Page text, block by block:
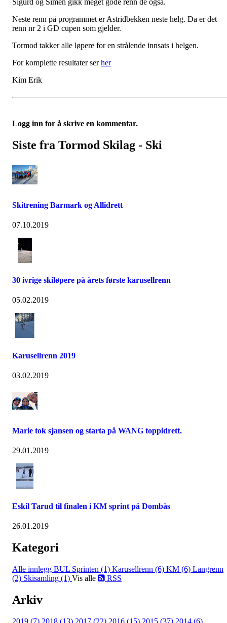
Sigurd og Simen gikk meget gode renn de også.
Neste renn på programmet er Astridbekken neste helg. Da er det
renn nr 2 i GD cupen som gjelder.
Tormod takker alle løpere for en strålende innsats i helgen.
For komplette resultater serher
Kim Erik
Logg inn for å skrive en kommentar.
Siste fra Tormod Skilag - Ski
Skitrening Barmark og Allidrett
07.10.2019
30 ivrige skiløpere på årets første karusellrenn
05.02.2019
Karusellrenn 2019
03.02.2019
Marie tok sjansen og starta på WANG toppidrett.
29.01.2019
Eskil Tarud til finalen i KM sprint på Dombås
26.01.2019
Kategori
Alle innlegg BUL Sprinten (1) Karusellrenn (6) KM (6) Langrenn
(2) Skisamling (1) Vis alle RSS
Arkiv
2019 (7) 2018 (13) 2017 (22) 2016 (15) 2015 (37) 2014 (6)